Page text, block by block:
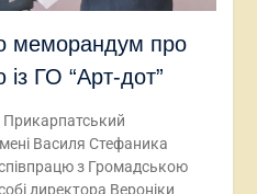
меморандум про
із ГО “Арт-дот”
Василя Стефаника
з Громадською
директора Вероніки